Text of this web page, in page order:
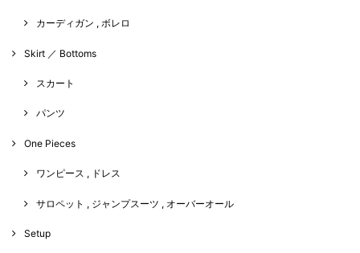
カーディガン , ボレロ
Skirt ／ Bottoms
スカート
パンツ
One Pieces
ワンピース , ドレス
サロペット , ジャンプスーツ , オーバーオール
Setup